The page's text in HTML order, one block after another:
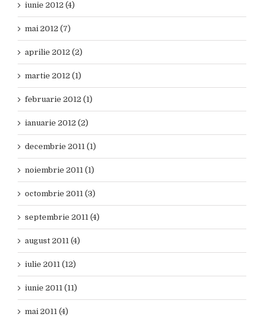
iunie 2012 (4)
mai 2012 (7)
aprilie 2012 (2)
martie 2012 (1)
februarie 2012 (1)
ianuarie 2012 (2)
decembrie 2011 (1)
noiembrie 2011 (1)
octombrie 2011 (3)
septembrie 2011 (4)
august 2011 (4)
iulie 2011 (12)
iunie 2011 (11)
mai 2011 (4)